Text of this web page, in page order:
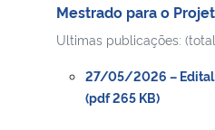
Mestrado para o
Ultimas publicações:
27/05/2026 –
(pdf 265 KB)